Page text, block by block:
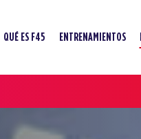
QUÉ ES F45 ENTRENAMIENTOS